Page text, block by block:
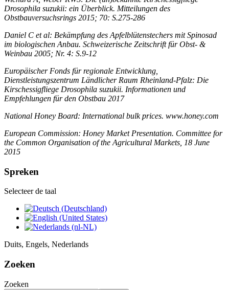
Drosophila suzukii: ein Überblick. Mitteilungen des
Obstbauversuchsrings 2015; 70: S.275-286
Daniel C et al: Bekämpfung des Apfelblütenstechers mit Spinosad
im biologischen Anbau. Schweizerische Zeitschrift für Obst- &
Weinbau 2005; Nr. 4: S.9-12
Europäischer Fonds für regionale Entwicklung,
Dienstleistungszentrum Ländlicher Raum Rheinland-Pfalz: Die
Kirschessigfliege Drosophila suzukii. Informationen und
Empfehlungen für den Obstbau 2017
National Honey Board: International bulk prices. www.honey.com
European Commission: Honey Market Presentation. Committee for
the Common Organisation of the Agricultural Markets, 18 June
2015
Spreken
Selecteer de taal
Duits, Engels, Nederlands
Zoeken
Zoeken